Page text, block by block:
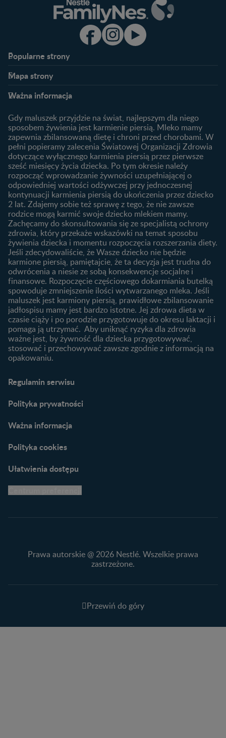
Popularne strony​
Kontakt
FAQ
Produkty
Wyszukiwarka produktów
Nasze marki
Mapa strony​
Plamienie implantacyjne –
Jak zaplanować płeć
dziecka?
Jak rozpoznać dni płodne?
Badania przed ciążą
Planowanie urlopu
macierzyńskiego
1. trymestr ciąży
2. trymestr ciąży
3. trymestr ciąży
Rozwój dziecka
Kalendarz rozwoju dziecka
Skoki rozwojowe
Ząbkowanie u niemowląt
Żywienie dziecka
10 sposobów jak poprawić
laktację
Jakie mleko następne
wybrać dla dziecka?
Jak rozszerzać dietę
niemowlaka?
Przydatne materiały dla
rodziców
Poradniki dla rodziców
Karty do zdjęć dla
Maluszka
Materiały do pobrania
Narzędzia dla rodziców
praktyczne wskazówki
Ważna informacja
Gdy maluszek przyjdzie na świat, najlepszym dla niego
sposobem żywienia jest karmienie piersią. Mleko mamy
zapewnia zbilansowaną dietę i chroni przed chorobami. W
pełni popieramy zalecenia Światowej Organizacji Zdrowia
dotyczące wyłącznego karmienia piersią przez pierwsze
sześć miesięcy życia dziecka. Po tym okresie należy
rozpocząć wprowadzanie żywności uzupełniającej o
odpowiedniej wartości odżywczej przy jednoczesnej
kontynuacji karmienia piersią do ukończenia przez dziecko
2 lat. Zdajemy sobie też sprawę z tego, że nie zawsze
rodzice mogą karmić swoje dziecko mlekiem mamy.
Zachęcamy do skonsultowania się ze specjalistą ochrony
zdrowia, który przekaże wskazówki na temat sposobu
żywienia dziecka i momentu rozpoczęcia rozszerzania diety.
Jeśli zdecydowaliście, że Wasze dziecko nie będzie
karmione piersią, pamiętajcie, że ta decyzja jest trudna do
odwrócenia a niesie ze sobą konsekwencje socjalne i
finansowe. Rozpoczęcie częściowego dokarmiania butelką
spowoduje zmniejszenie ilości wytwarzanego mleka. Jeśli
maluszek jest karmiony piersią, prawidłowe zbilansowanie
jadłospisu mamy jest bardzo istotne. Jej zdrowa dieta w
czasie ciąży i po porodzie przygotowuje do okresu laktacji i
pomaga ją utrzymać. Aby uniknąć ryzyka dla zdrowia
ważne jest, by żywność dla dziecka przygotowywać,
stosować i przechowywać zawsze zgodnie z informacją na
opakowaniu.
Regulamin serwisu
Polityka prywatności
Ważna informacja
Polityka cookies
Ułatwienia dostępu
Prawa autorskie @ 2026 Nestlé. Wszelkie prawa
zastrzeżone.
Przewiń do góry